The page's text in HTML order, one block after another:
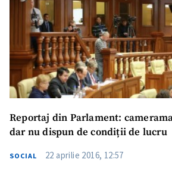
Reportaj din Parlament:
dar nu dispun de condiții de lucru
SOCIAL 22 aprilie 2016, 12:57
Email+ Emailul meu
Telefon
+ Telefon personal
Am citit și sunt de
acord cupolitica de
confidențialitate
TRIMITE ȘTIREA